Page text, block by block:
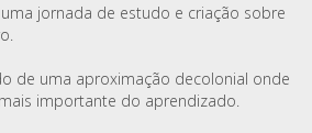
jornada de estudo e criação sobre
de uma aproximação decolonial onde
importante do aprendizado.